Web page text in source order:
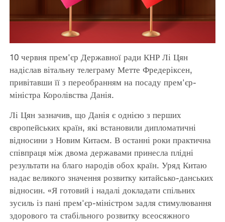
10 червня прем'єр Державної ради КНР Лі Цян
надіслав вітальну телеграму Метте Фредеріксен,
привітавши її з переобранням на посаду прем'єр-
міністра Королівства Данія.
Лі Цян зазначив, що Данія є однією з перших
європейських країн, які встановили дипломатичні
відносини з Новим Китаєм. В останні роки практична
співпраця між двома державами принесла плідні
результати на благо народів обох країн. Уряд Китаю
надає великого значення розвитку китайсько-данських
відносин. «Я готовий і надалі докладати спільних
зусиль із пані прем'єр-міністром задля стимулювання
здорового та стабільного розвитку всеосяжного